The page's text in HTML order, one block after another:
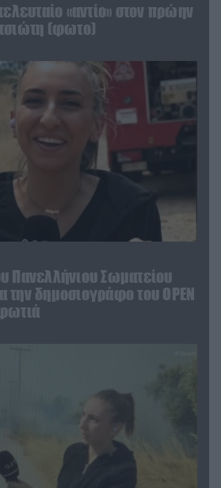
«αντίο» στον πρώην
(φωτο)
Πανελλήνιου Σωματείου
την δημοσιογράφο του OPEN